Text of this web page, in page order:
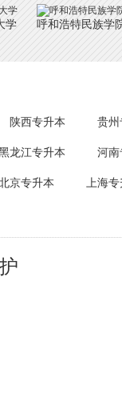
学 呼和浩特民族学
陕西专升本 贵州
龙江专升本 河南
京专升本 上海专